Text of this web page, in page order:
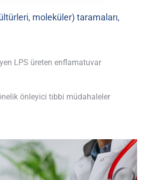
moleküler) taramaları,
LPS üreten enflamatuvar
önleyici tıbbi müdahaleler